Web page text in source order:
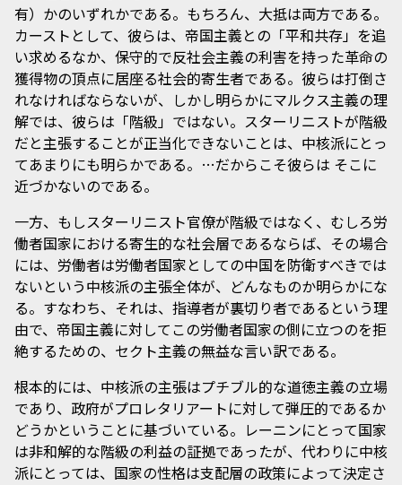
有）かのいずれかである。もちろん、大抵は両方である。
カーストとして、彼らは、帝国主義との「平和共存」を追
い求めるなか、保守的で反社会主義の利害を持った革命の
獲得物の頂点に居座る社会的寄生者である。彼らは打倒さ
れなければならないが、しかし明らかにマルクス主義の理
解では、彼らは「階級」ではない。スターリニストが階級
だと主張することが正当化できないことは、中核派にとっ
てあまりにも明らかである。…だからこそ彼らは そこに
近づかないのである。
一方、もしスターリニスト官僚が階級ではなく、むしろ労
働者国家における寄生的な社会層であるならば、その場合
には、労働者は労働者国家としての中国を防衛すべきでは
ないという中核派の主張全体が、どんなものか明らかにな
る。すなわち、それは、指導者が裏切り者であるという理
由で、帝国主義に対してこの労働者国家の側に立つのを拒
絶するための、セクト主義の無益な言い訳である。
根本的には、中核派の主張はプチブル的な道徳主義の立場
であり、政府がプロレタリアートに対して弾圧的であるか
どうかということに基づいている。レーニンにとって国家
は非和解的な階級の利益の証拠であったが、代わりに中核
派にとっては、国家の性格は支配層の政策によって決定さ